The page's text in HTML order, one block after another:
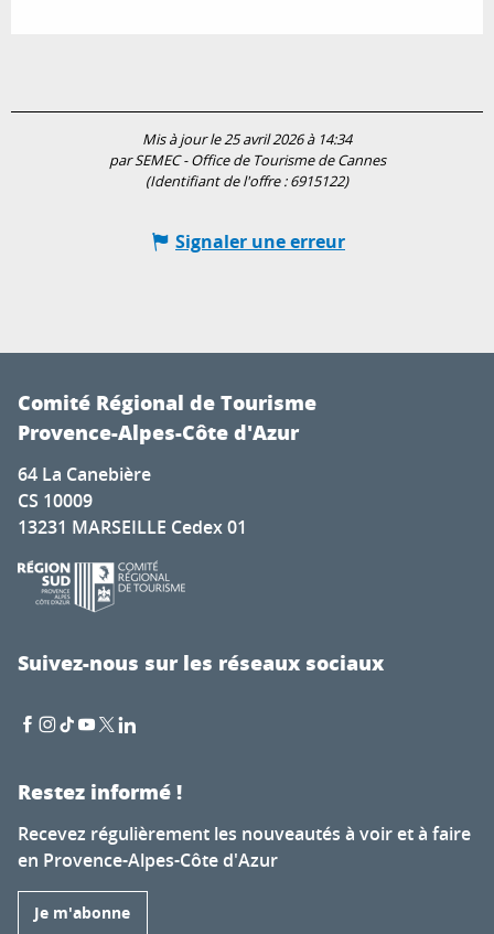
Mis à jour le 25 avril 2026 à 14:34
par SEMEC - Office de Tourisme de Cannes
(Identifiant de l'offre :6915122)
Signaler une erreur
Comité Régional de Tourisme
Provence-Alpes-Côte d'Azur
64 La Canebière
CS 10009
13231 MARSEILLE Cedex 01
Suivez-nous sur les réseaux sociaux
Restez informé !
Recevez régulièrement les nouveautés à voir et à faire
en Provence-Alpes-Côte d'Azur
Je m'abonne